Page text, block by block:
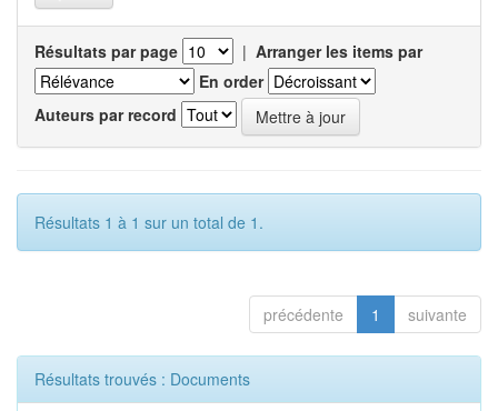
Résultats par page | Arranger les items par
En order
Auteurs par record
Résultats 1 à 1 sur un total de 1.
précédente 1 suivante
Résultats trouvés : Documents